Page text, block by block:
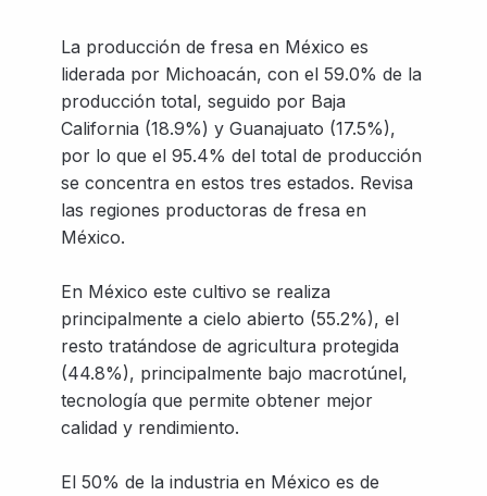
La producción de fresa en México es
liderada por Michoacán, con el 59.0% de la
producción total, seguido por Baja
California (18.9%) y Guanajuato (17.5%),
por lo que el 95.4% del total de producción
se concentra en estos tres estados. Revisa
las regiones productoras de fresa en
México.
En México este cultivo se realiza
principalmente a cielo abierto (55.2%), el
resto tratándose de agricultura protegida
(44.8%), principalmente bajo macrotúnel,
tecnología que permite obtener mejor
calidad y rendimiento.
El 50% de la industria en México es de